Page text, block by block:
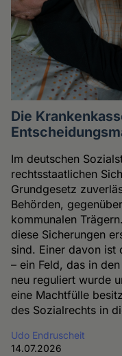
Die
Im deutschen
rechtsstaatlichen
Grundgesetz
Behörden,
kommunalen
diese Sicherungen
sind. Einer davon ist
– ein Feld, das in
neu reguliert wurde
eine Machtfülle
des Sozialrechts in
Udo Endruscheit
14.07.2026